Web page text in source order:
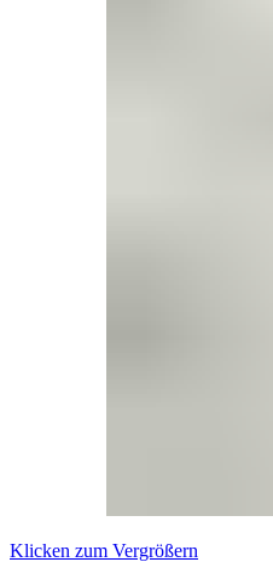
Klicken zum Vergrößern